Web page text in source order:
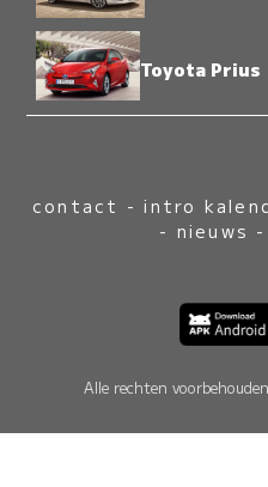
Toyota Prius
contact -intro
- nieuws -
Alle rechten